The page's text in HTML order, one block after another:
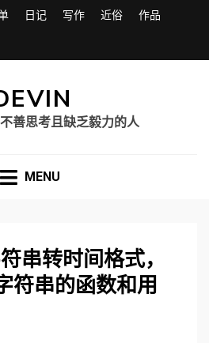
日记 写作 近俗 作品
善思考且缺乏毅力的人
MENU
串转时间格式，
符串的函数和用